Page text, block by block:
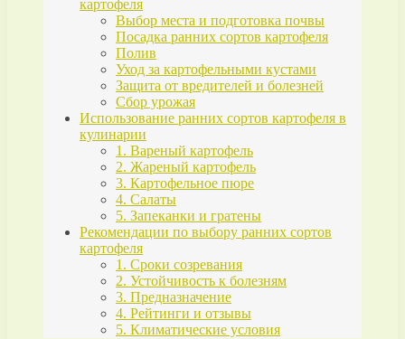
картофеля
Выбор места и подготовка почвы
Посадка ранних сортов картофеля
Полив
Уход за картофельными кустами
Защита от вредителей и болезней
Сбор урожая
Использование ранних сортов картофеля в
кулинарии
1. Вареный картофель
2. Жареный картофель
3. Картофельное пюре
4. Салаты
5. Запеканки и гратены
Рекомендации по выбору ранних сортов
картофеля
1. Сроки созревания
2. Устойчивость к болезням
3. Предназначение
4. Рейтинги и отзывы
5. Климатические условия